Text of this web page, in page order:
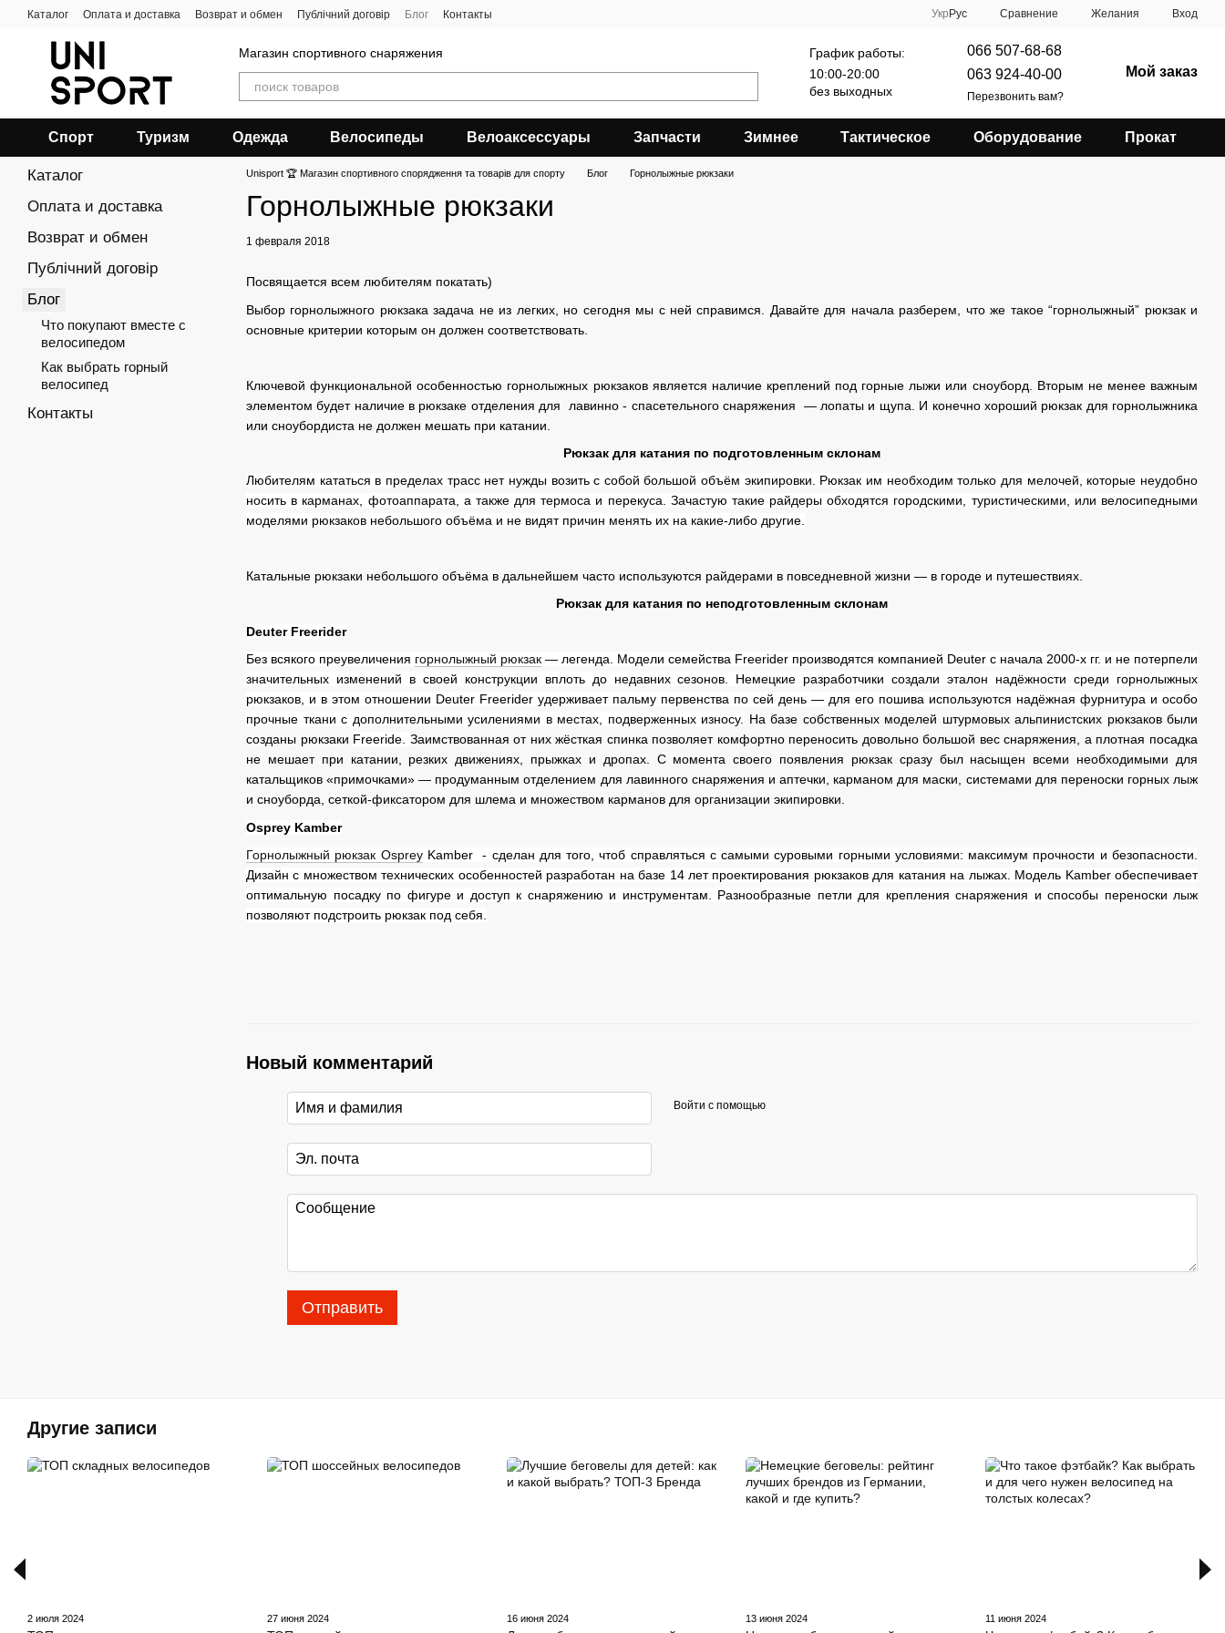
Перейти к основному контенту
Каталог Оплата и доставка Возврат и обмен Публічний договір Блог Контакты Укр Рус Сравнение Желания Вход
Магазин спортивного снаряжения
График работы:
10:00-20:00
без выходных
066 507-68-68
063 924-40-00
Перезвонить вам?
Мой заказ
Спорт Туризм Одежда Велосипеды Велоаксессуары Запчасти Зимнее Тактическое Оборудование Прокат
Unisport 🏆 Магазин спортивного спорядження та товарів для спорту Блог Горнолыжные рюкзаки
Горнолыжные рюкзаки
1 февраля 2018
Посвящается всем любителям покатать)
Выбор горнолыжного рюкзака задача не из легких, но сегодня мы с ней справимся. Давайте для начала разберем, что же такое “горнолыжный” рюкзак и
основные критерии которым он должен соответствовать.
Ключевой функциональной особенностью горнолыжных рюкзаков является наличие креплений под горные лыжи или сноуборд. Вторым не менее важным
элементом будет наличие в рюкзаке отделения для лавинно - спасетельного снаряжения — лопаты и щупа. И конечно хороший рюкзак для горнолыжника
или сноубордиста не должен мешать при катании.
Рюкзак для катания по подготовленным склонам
Любителям кататься в пределах трасс нет нужды возить с собой большой объём экипировки. Рюкзак им необходим только для мелочей, которые неудобно
носить в карманах, фотоаппарата, а также для термоса и перекуса. Зачастую такие райдеры обходятся городскими, туристическими, или велосипедными
моделями рюкзаков небольшого объёма и не видят причин менять их на какие-либо другие.
Катальные рюкзаки небольшого объёма в дальнейшем часто используются райдерами в повседневной жизни — в городе и путешествиях.
Рюкзак для катания по неподготовленным склонам
Deuter Freerider
Без всякого преувеличения горнолыжный рюкзак — легенда. Модели семейства Freerider производятся компанией Deuter с начала 2000-х гг. и не потерпели
значительных изменений в своей конструкции вплоть до недавних сезонов. Немецкие разработчики создали эталон надёжности среди горнолыжных
рюкзаков, и в этом отношении Deuter Freerider удерживает пальму первенства по сей день — для его пошива используются надёжная фурнитура и особо
прочные ткани с дополнительными усилениями в местах, подверженных износу. На базе собственных моделей штурмовых альпинистских рюкзаков были
созданы рюкзаки Freeride. Заимствованная от них жёсткая спинка позволяет комфортно переносить довольно большой вес снаряжения, а плотная посадка
не мешает при катании, резких движениях, прыжках и дропах. С момента своего появления рюкзак сразу был насыщен всеми необходимыми для
катальщиков «примочками» — продуманным отделением для лавинного снаряжения и аптечки, карманом для маски, системами для переноски горных лыж
и сноуборда, сеткой-фиксатором для шлема и множеством карманов для организации экипировки.
Osprey Kamber
Горнолыжный рюкзак OspreyKamber - сделан для того, чтоб справляться с самыми суровыми горными условиями: максимум прочности и безопасности.
Дизайн с множеством технических особенностей разработан на базе 14 лет проектирования рюкзаков для катания на лыжах. Модель Kamber обеспечивает
оптимальную посадку по фигуре и доступ к снаряжению и инструментам. Разнообразные петли для крепления снаряжения и способы переноски лыж
позволяют подстроить рюкзак под себя.
Новый комментарий
Войти с помощью
Отправить
Каталог
Оплата и доставка
Возврат и обмен
Публічний договір
Блог
Что покупают вместе с
велосипедом
Как выбрать горный
велосипед
Контакты
Другие записи
2 июля 2024 27 июня 2024 16 июня 2024 13 июня 2024 11 июня 2024